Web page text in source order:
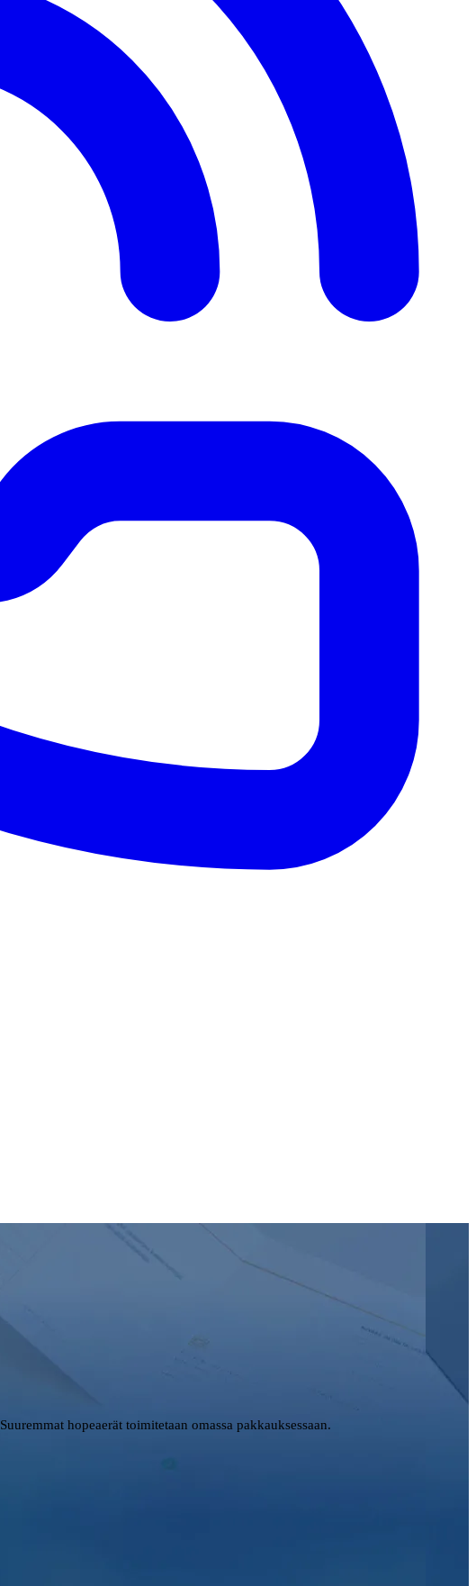
Suuremmat hopeaerät toimitetaan omassa pakkauksessaan.